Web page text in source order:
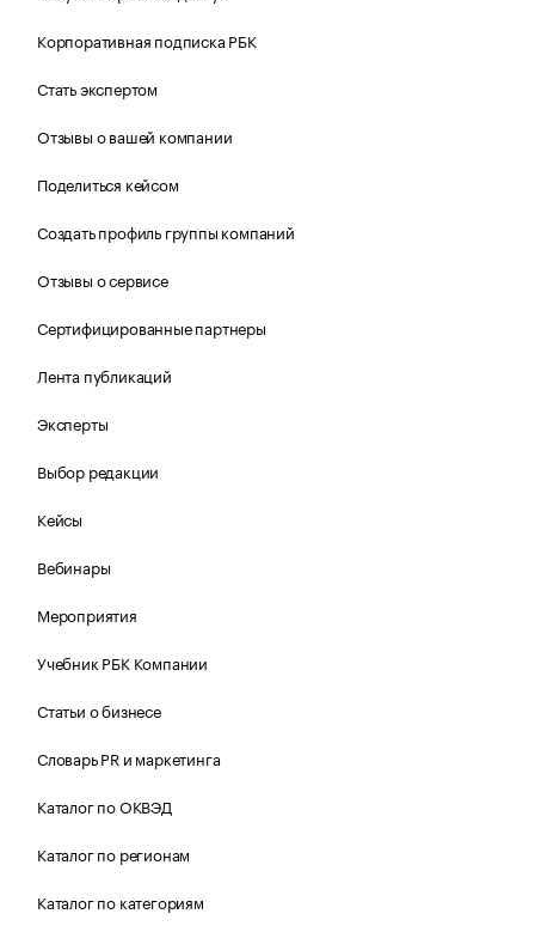
Корпоративная подписка РБК
Стать экспертом
Отзывы о вашей компании
Поделиться кейсом
Создать профиль группы компаний
Отзывы о сервисе
Сертифицированные партнеры
Лента публикаций
Эксперты
Выбор редакции
Кейсы
Вебинары
Мероприятия
Учебник РБК Компании
Статьи о бизнесе
Словарь PR и маркетинга
Каталог по ОКВЭД
Каталог по регионам
Каталог по категориям